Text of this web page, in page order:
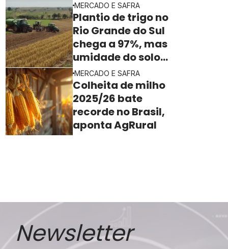
segundo o ImeaMERCADO E SAFRA
Plantio de trigo no
Rio Grande do Sul
chega a 97%, mas
umidade do solo
ainda freia o ritmo
MERCADO E SAFRA
Colheita de milho
2025/26 bate
recorde no Brasil,
aponta AgRural
Newsletter